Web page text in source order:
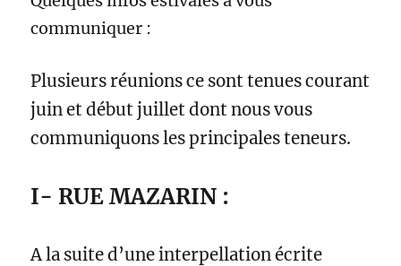
communiquer :
Plusieurs réunions ce sont tenues courant
juin et début juillet dont nous vous
communiquons les principales teneurs.
I- RUE MAZARIN :
A la suite d’une interpellation écrite